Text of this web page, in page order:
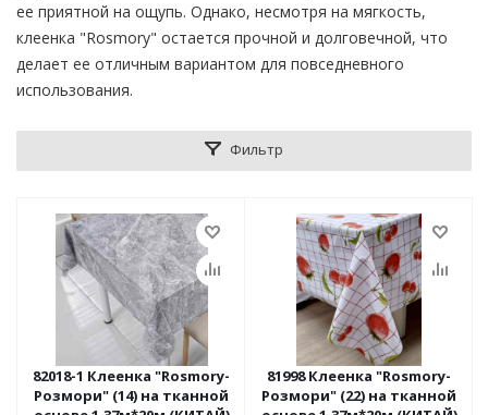
ее приятной на ощупь. Однако, несмотря на мягкость,
клеенка "Rosmory" остается прочной и долговечной, что
делает ее отличным вариантом для повседневного
использования.
Фильтр
82018-1 Клеенка "Rosmory-
Розмори" (14) на тканной
81998 Клеенка "Rosmory-
Розмори" (22) на тканной